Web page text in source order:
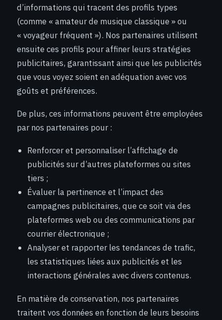
d’informations qui tracent des profils types
(comme « amateur de musique classique » ou
« voyageur fréquent »). Nos partenaires utilisent
ensuite ces profils pour affiner leurs stratégies
publicitaires, garantissant ainsi que les publicités
que vous voyez soient en adéquation avec vos
goûts et préférences.
De plus, ces informations peuvent être employées
par nos partenaires pour :
Renforcer et personnaliser l’affichage de
publicités sur d’autres plateformes ou sites
tiers ;
Évaluer la pertinence et l’impact des
campagnes publicitaires, que ce soit via des
plateformes web ou des communications par
courrier électronique ;
Analyser et rapporter les tendances de trafic,
les statistiques liées aux publicités et les
interactions générales avec divers contenus.
En matière de conservation, nos partenaires
traitent vos données en fonction de leurs besoins